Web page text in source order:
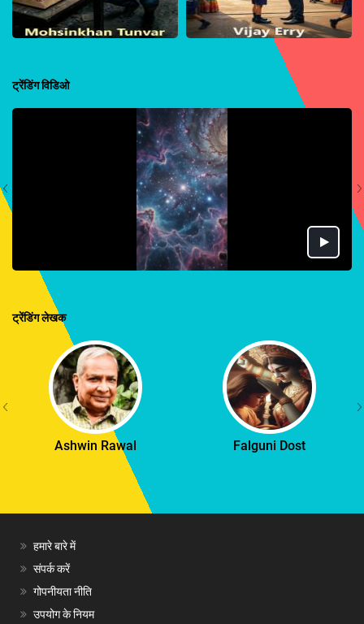
ट्रेंडिंग विडिओ
ट्रेंडिंग लेखक
Ashwin Rawal Falguni Dost
हमारे बारे में
संपर्क करें
गोपनीयता नीति
उपयोग के नियम